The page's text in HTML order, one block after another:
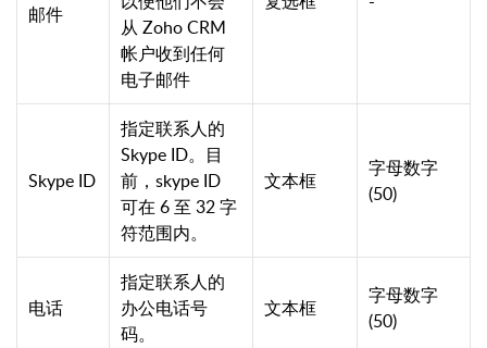
邮件
从 Zoho CRM
帐户收到任何
电子邮件
Skype ID
指定联系人的
Skype ID。目
前，skype ID
可在 6 至 32 字
符范围内。
文本框
字母数字
(50)
电话
指定联系人的
办公电话号
码。
文本框
字母数字
(50)